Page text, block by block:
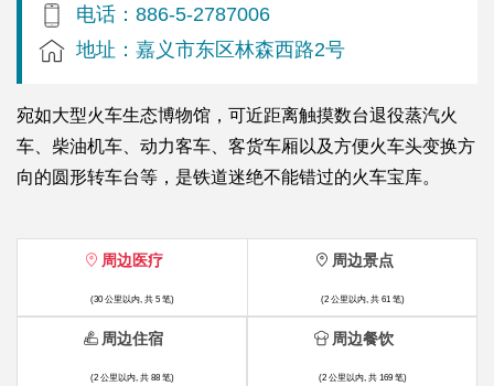
电话：886-5-2787006
地址：嘉义市东区林森西路2号
宛如大型火车生态博物馆，可近距离触摸数台退役蒸汽火
车、柴油机车、动力客车、客货车厢以及方便火车头变换方
向的圆形转车台等，是铁道迷绝不能错过的火车宝库。
周边医疗
(30 公里以内, 共 5 笔)
周边景点
(2 公里以内, 共 61 笔)
周边住宿
(2 公里以内, 共 88 笔)
周边餐饮
(2 公里以内, 共 169 笔)